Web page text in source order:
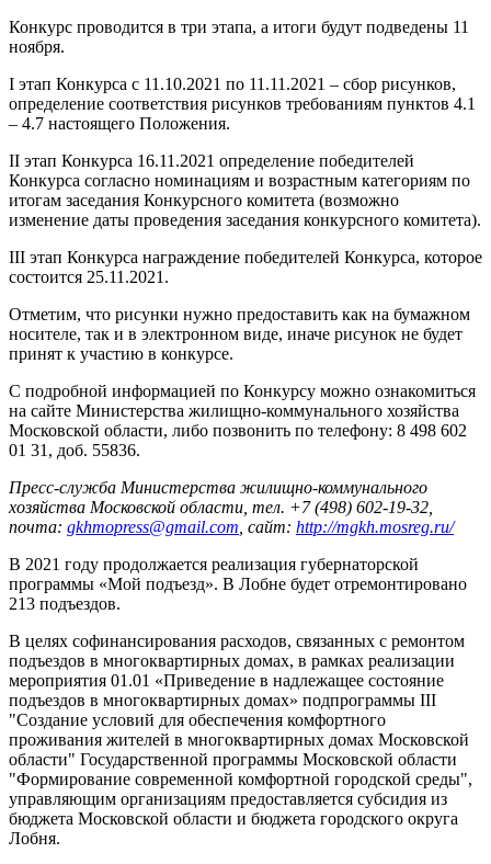
Конкурс проводится в три этапа, а итоги будут подведены 11
ноября.
I этап Конкурса с 11.10.2021 по 11.11.2021 – сбор рисунков,
определение соответствия рисунков требованиям пунктов 4.1
– 4.7 настоящего Положения.
II этап Конкурса 16.11.2021 определение победителей
Конкурса согласно номинациям и возрастным категориям по
итогам заседания Конкурсного комитета (возможно
изменение даты проведения заседания конкурсного комитета).
III этап Конкурса награждение победителей Конкурса, которое
состоится 25.11.2021.
Отметим, что рисунки нужно предоставить как на бумажном
носителе, так и в электронном виде, иначе рисунок не будет
принят к участию в конкурсе.
С подробной информацией по Конкурсу можно ознакомиться
на сайте Министерства жилищно-коммунального хозяйства
Московской области, либо позвонить по телефону: 8 498 602
01 31, доб. 55836.
Пресс-служба Министерства жилищно-коммунального
хозяйства Московской области, тел. +7 (498) 602-19-32,
почта: gkhmopress@gmail.com , сайт: http://mgkh.mosreg.ru/
В 2021 году продолжается реализация губернаторской
программы «Мой подъезд». В Лобне будет отремонтировано
213 подъездов.
В целях софинансирования расходов, связанных с ремонтом
подъездов в многоквартирных домах, в рамках реализации
мероприятия 01.01 «Приведение в надлежащее состояние
подъездов в многоквартирных домах» подпрограммы III
"Создание условий для обеспечения комфортного
проживания жителей в многоквартирных домах Московской
области" Государственной программы Московской области
"Формирование современной комфортной городской среды",
управляющим организациям предоставляется субсидия из
бюджета Московской области и бюджета городского округа
Лобня.